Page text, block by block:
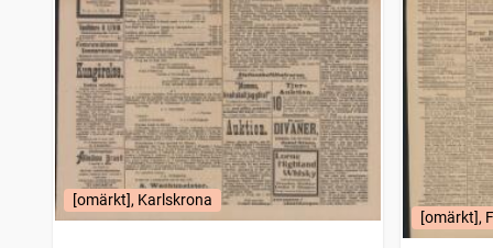
[omärkt], Karlskrona
[omärkt],